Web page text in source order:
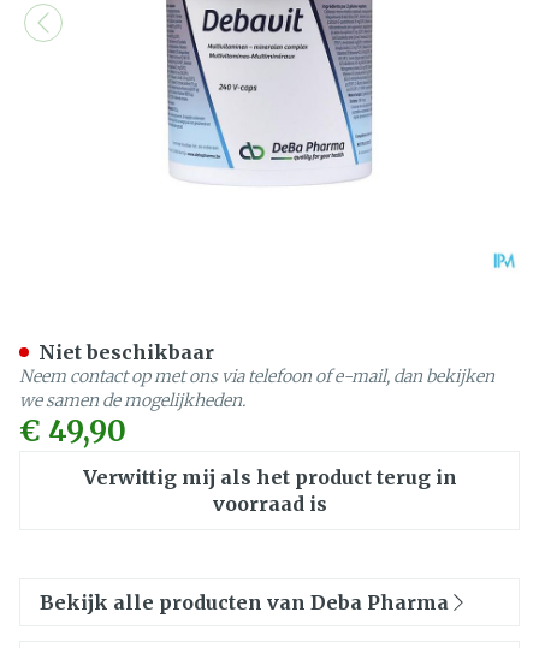
€ 49,90
Verwittig mij als het product terug in
voorraad is
Niet beschikbaar
Neem contact op met ons via telefoon of e-mail, dan bekijken
we samen de mogelijkheden.
Bekijk alle producten van Deba Pharma